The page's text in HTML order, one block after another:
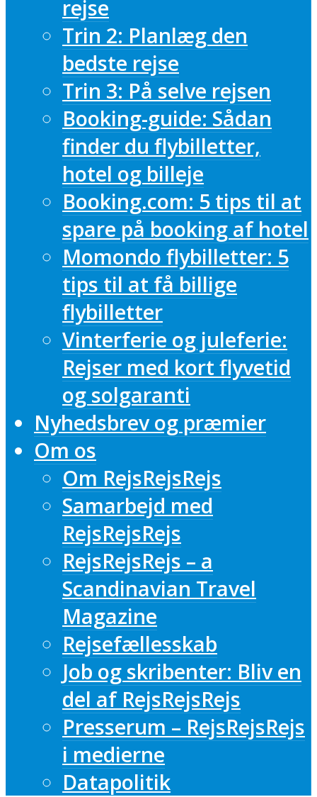
rejse
Trin 2: Planlæg den
bedste rejse
Trin 3: På selve rejsen
Booking-guide: Sådan
finder du flybilletter,
hotel og billeje
Booking.com: 5 tips til at
spare på booking af hotel
Momondo flybilletter: 5
tips til at få billige
flybilletter
Vinterferie og juleferie:
Rejser med kort flyvetid
og solgaranti
Nyhedsbrev og præmier
Om os
Om RejsRejsRejs
Samarbejd med
RejsRejsRejs
RejsRejsRejs – a
Scandinavian Travel
Magazine
Rejsefællesskab
Job og skribenter: Bliv en
del af RejsRejsRejs
Presserum – RejsRejsRejs
i medierne
Datapolitik